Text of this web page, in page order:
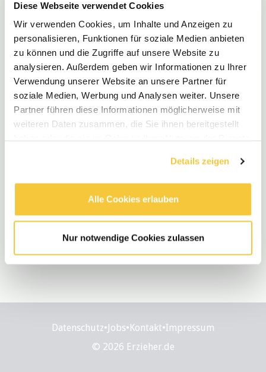
Diese Webseite verwendet Cookies
Wir verwenden Cookies, um Inhalte und Anzeigen zu
personalisieren, Funktionen für soziale Medien anbieten
zu können und die Zugriffe auf unsere Website zu
analysieren. Außerdem geben wir Informationen zu Ihrer
Verwendung unserer Website an unsere Partner für
soziale Medien, Werbung und Analysen weiter. Unsere
Partner führen diese Informationen möglicherweise mit
weiteren Daten zusammen, die Sie ihnen bereitgestellt
Details zeigen
Alle Cookies erlauben
Nur notwendige Cookies zulassen
FiPP e.V. Fortbildungsinstitut für
pädagogische Praxis
0 Stellenangebote fippev.de
Datenschutz•Jobs•Kontakt•Impressum
© 2026 Erzieher.de